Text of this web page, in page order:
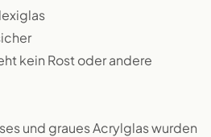
kein Rost oder andere
und graues Acrylglas wurden